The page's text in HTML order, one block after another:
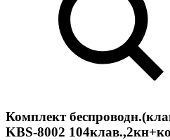
Комплект
KBS-8002